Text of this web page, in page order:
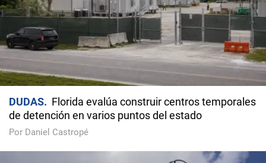
DUDAS
Florida evalúa construir centros temporales
de detención en varios puntos del estado
Por Daniel Castropé